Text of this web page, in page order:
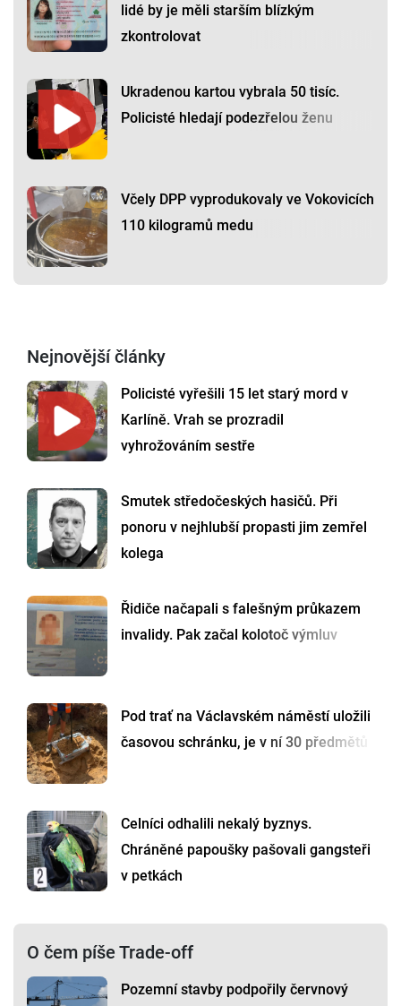
lidé by je měli starším blízkým
zkontrolovat
Ukradenou kartou vybrala 50 tisíc.
Policisté hledají podezřelou ženu
Včely DPP vyprodukovaly ve Vokovicích
110 kilogramů medu
Nejnovější články
Policisté vyřešili 15 let starý mord v
Karlíně. Vrah se prozradil
vyhrožováním sestře
Smutek středočeských hasičů. Při
ponoru v nejhlubší propasti jim zemřel
kolega
Řidiče načapali s falešným průkazem
invalidy. Pak začal kolotoč výmluv
Pod trať na Václavském náměstí uložili
časovou schránku, je v ní 30 předmětů
Celníci odhalili nekalý byznys.
Chráněné papoušky pašovali gangsteři
v petkách
O čem píše Trade-off
Pozemní stavby podpořily červnový